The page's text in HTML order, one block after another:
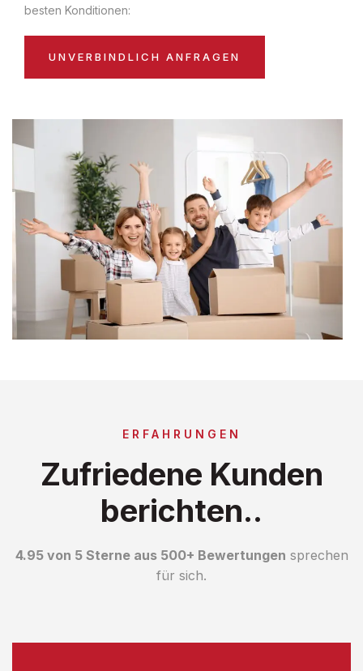
besten Konditionen:
UNVERBINDLICH ANFRAGEN
ERFAHRUNGEN
Zufriedene Kunden
berichten..
4.95 von 5 Sterne aus 500+ Bewertungen sprechen
für sich.